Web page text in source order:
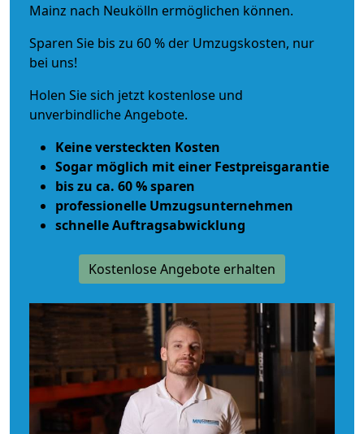
Mainz nach Neukölln ermöglichen können.
Sparen Sie bis zu 60 % der Umzugskosten, nur
bei uns!
Holen Sie sich jetzt kostenlose und
unverbindliche Angebote.
Keine versteckten Kosten
Sogar möglich mit einer Festpreisgarantie
bis zu ca. 60 % sparen
professionelle Umzugsunternehmen
schnelle Auftragsabwicklung
Kostenlose Angebote erhalten